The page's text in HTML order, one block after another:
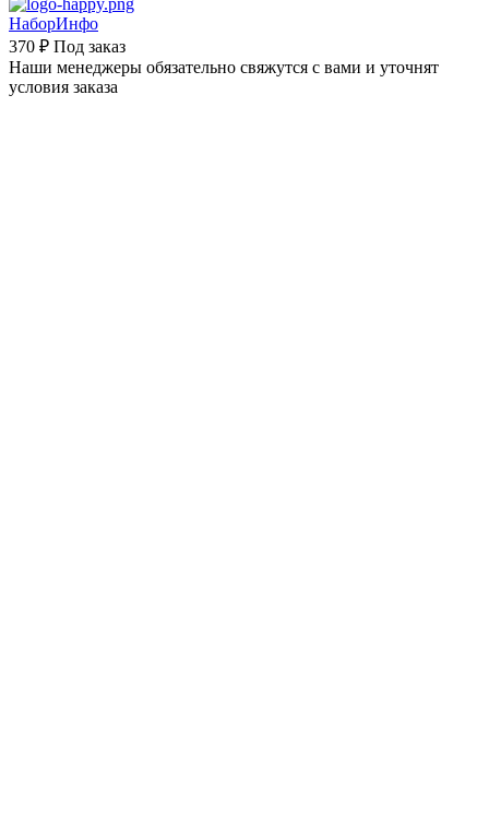
НаборИнфо
370 ₽ Под заказ
Наши менеджеры обязательно свяжутся с вами и уточнят
условия заказа